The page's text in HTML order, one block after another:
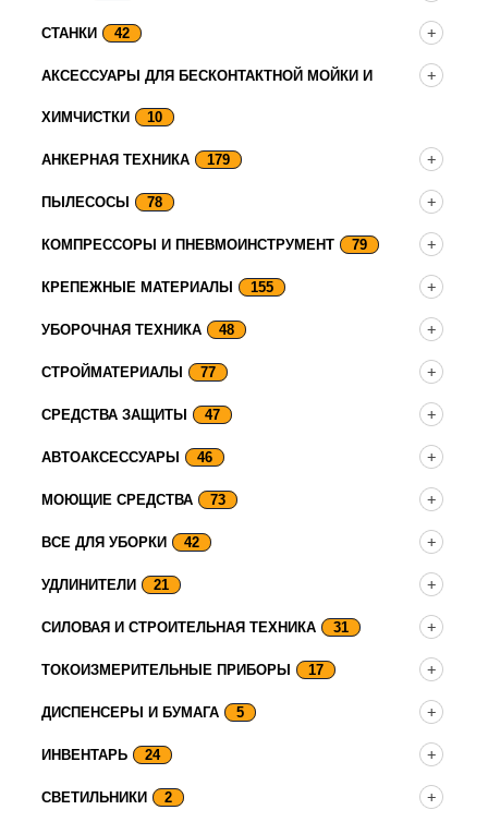
СТАНКИ 42
АКСЕССУАРЫ ДЛЯ БЕСКОНТАКТНОЙ МОЙКИ И
ХИМЧИСТКИ 10
АНКЕРНАЯ ТЕХНИКА 179
ПЫЛЕСОСЫ 78
КОМПРЕССОРЫ И ПНЕВМОИНСТРУМЕНТ 79
КРЕПЕЖНЫЕ МАТЕРИАЛЫ 155
УБОРОЧНАЯ ТЕХНИКА 48
СТРОЙМАТЕРИАЛЫ 77
СРЕДСТВА ЗАЩИТЫ 47
АВТОАКСЕССУАРЫ 46
МОЮЩИЕ СРЕДСТВА 73
ВСЕ ДЛЯ УБОРКИ 42
УДЛИНИТЕЛИ 21
СИЛОВАЯ И СТРОИТЕЛЬНАЯ ТЕХНИКА 31
ТОКОИЗМЕРИТЕЛЬНЫЕ ПРИБОРЫ 17
ДИСПЕНСЕРЫ И БУМАГА 5
ИНВЕНТАРЬ 24
СВЕТИЛЬНИКИ 2